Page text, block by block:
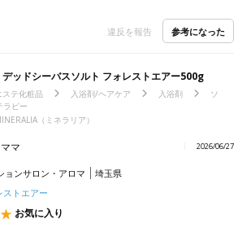
違反を報告 参考になった
デッドシーバスソルト フォレストエアー500g
ステ化粧品 入浴剤/ヘアケア 入浴剤
ソ
ラピー
（ミネラリア）
マ 2026/06/27
ョンサロン・アロマ
埼玉県
ストエアー
お気に入り